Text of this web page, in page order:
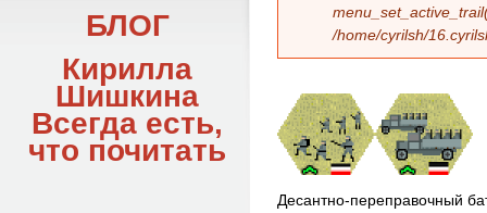
БЛОГ
Кирилла
Шишкина
Всегда есть,
что почитать
/home/cyrilsh/
Десантно-переправочный